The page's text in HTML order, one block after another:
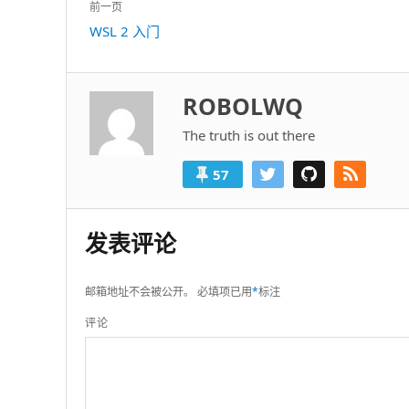
章
导
航
前一页
上
篇：
WSL 2 入门
ROBOLWQ
The truth is out there
57
发表评论
邮箱地址不会被公开。 必填项已用*标注
评论